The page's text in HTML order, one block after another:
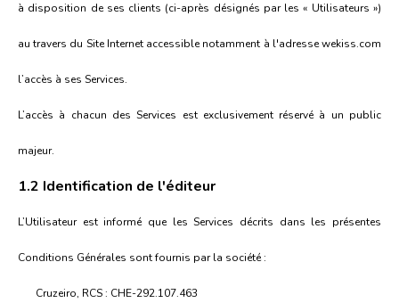
à disposition de ses clients (ci-après désignés par les « Utilisateurs »)
au travers du Site Internet accessible notamment à l'adresse wekiss.com
l’accès à ses Services.
L’accès à chacun des Services est exclusivement réservé à un public
majeur.
1.2 Identification de l'éditeur
L’Utilisateur est informé que les Services décrits dans les présentes
Conditions Générales sont fournis par la société :
Cruzeiro, RCS : CHE-292.107.463